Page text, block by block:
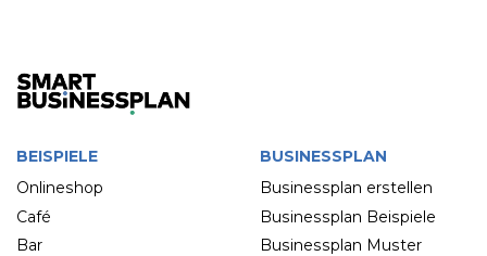
BEISPIELE
Onlineshop
Café
Bar
BUSINESSPLAN
Businessplan erstellen
Businessplan Beispiele
Businessplan Muster